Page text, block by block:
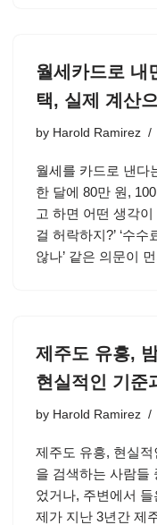
월세카드로 내
택, 실제 계산
by Harold Ramirez
월세를 카드로 낸다
한 달에 80만 원,
고 하면 어떤 생각
걸 허락하지?’ ‘수
않나’ 같은 의문이
제주도 유흥,
현실적인 기준
by Harold Ramirez
제주도 유흥, 현실
을 검색하는 사람들
었거나, 주변에서
제가 지난 3년간 제